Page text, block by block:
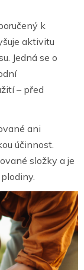
k
aktivitu
Jedná se o
– před
ani
účinnost.
složky a je